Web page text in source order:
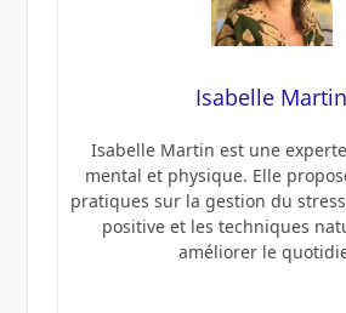
Isabelle Martin
Isabelle Martin est une
mental et physique. Elle
pratiques sur la gestion du
positive et les techniques
améliorer le